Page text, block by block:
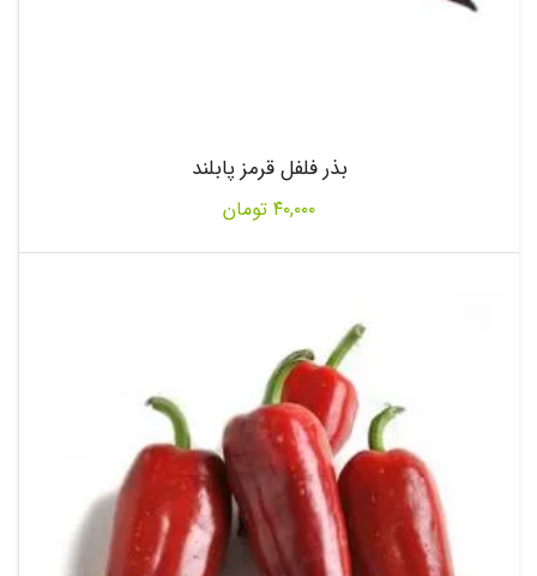
بذر فلفل قرمز پابلند
۴۰,۰۰۰ تومان